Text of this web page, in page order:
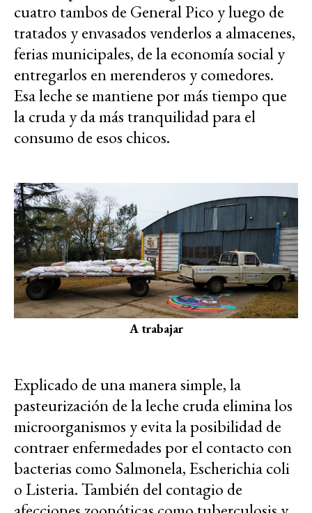
cuatro tambos de General Pico y luego de
tratados y envasados venderlos a almacenes,
ferias municipales, de la economía social y
entregarlos en merenderos y comedores.
Esa leche se mantiene por más tiempo que
la cruda y da más tranquilidad para el
consumo de esos chicos.
A trabajar
Explicado de una manera simple, la
pasteurización de la leche cruda elimina los
microorganismos y evita la posibilidad de
contraer enfermedades por el contacto con
bacterias como Salmonela, Escherichia coli
o Listeria. También del contagio de